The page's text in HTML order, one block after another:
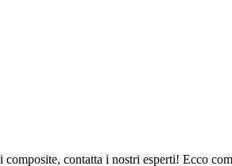
contatta i nostri esperti! Ecco